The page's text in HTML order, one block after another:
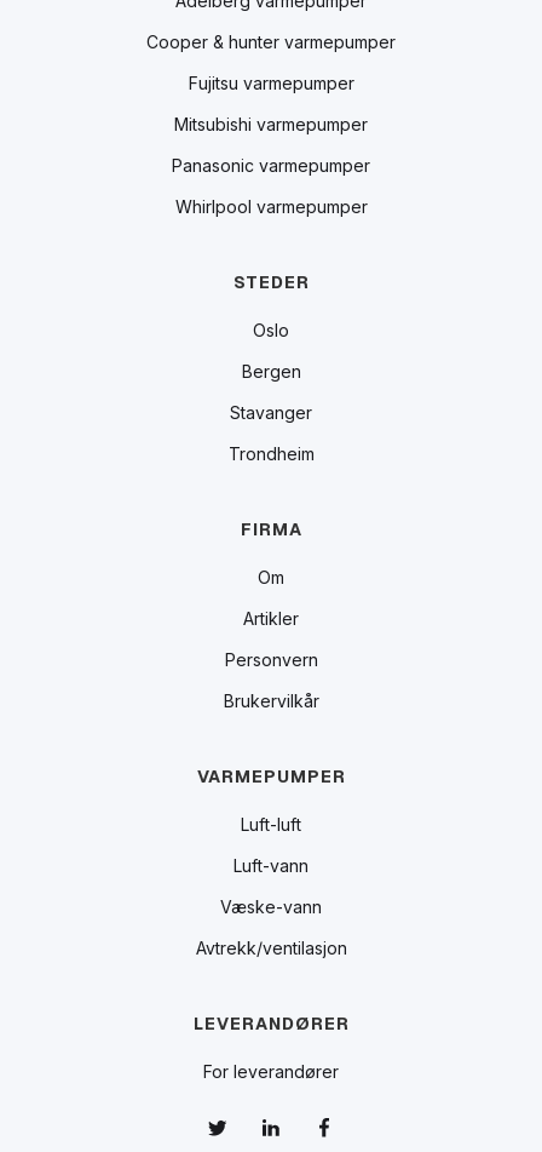
Cooper & hunter varmepumper
Fujitsu varmepumper
Mitsubishi varmepumper
Panasonic varmepumper
Whirlpool varmepumper
STEDER
Oslo
Bergen
Stavanger
Trondheim
FIRMA
Om
Artikler
Personvern
Brukervilkår
VARMEPUMPER
Luft-luft
Luft-vann
Væske-vann
Avtrekk/ventilasjon
LEVERANDØRER
For leverandører